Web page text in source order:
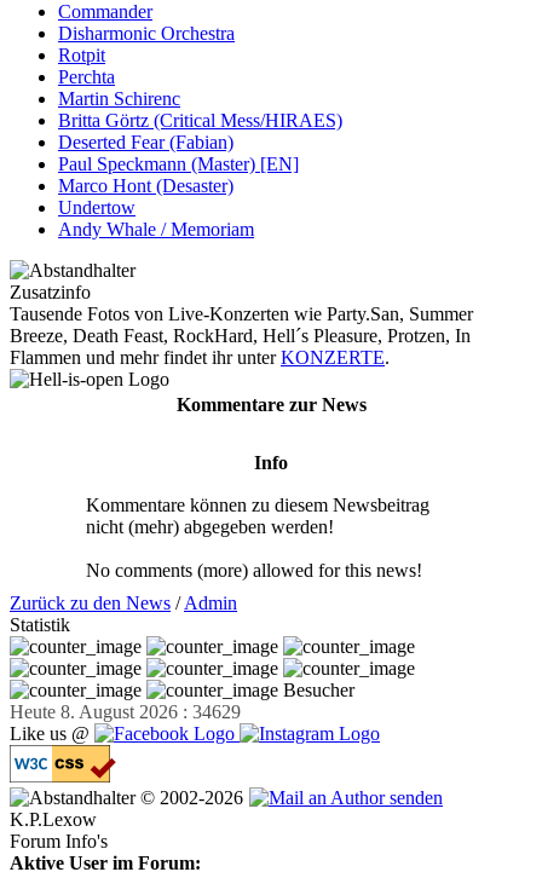
Commander
Disharmonic Orchestra
Rotpit
Perchta
Martin Schirenc
Britta Görtz (Critical Mess/HIRAES)
Deserted Fear (Fabian)
Paul Speckmann (Master) [EN]
Marco Hont (Desaster)
Undertow
Andy Whale / Memoriam
Zusatzinfo
Tausende Fotos von Live-Konzerten wie Party.San, Summer
Breeze, Death Feast, RockHard, Hell´s Pleasure, Protzen, In
Flammen und mehr findet ihr unterKONZERTE.
Kommentare zur News
Info
Kommentare können zu diesem Newsbeitrag
nicht (mehr) abgegeben werden!
No comments (more) allowed for this news!
Zurück zu den News /Admin
Statistik
Besucher
Heute 8. August 2026 : 34629
Like us @
© 2002-2026
K.P.Lexow
Forum Info's
Aktive User im Forum: